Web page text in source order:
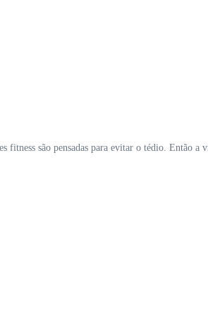
são pensadas para evitar o tédio. Então a